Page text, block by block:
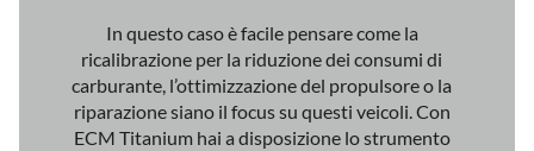
In questo caso è facile pensare come la
ricalibrazione per la riduzione dei consumi di
carburante, l’ottimizzazione del propulsore o la
riparazione siano il focus su questi veicoli. Con
ECM Titanium hai a disposizione lo strumento